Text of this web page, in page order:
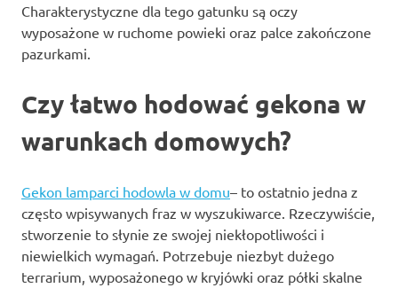
Charakterystyczne dla tego gatunku są oczy
wyposażone w ruchome powieki oraz palce zakończone
pazurkami.
Czy łatwo hodować gekona w
warunkach domowych?
Gekon lamparci hodowla w domu– to ostatnio jedna z
często wpisywanych fraz w wyszukiwarce. Rzeczywiście,
stworzenie to słynie ze swojej niekłopotliwości i
niewielkich wymagań. Potrzebuje niezbyt dużego
terrarium, wyposażonego w kryjówki oraz półki skalne